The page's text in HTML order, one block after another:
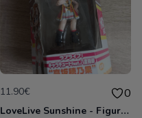
11.90€ 0
LoveLive Sunshine - Figurine Honoka Kosaka - Sega